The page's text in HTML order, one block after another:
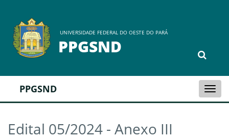
UNIVERSIDADE FEDERAL DO OESTE DO PARÁ
PPGSND
PPGSND
Edital 05/2024 - Anexo III